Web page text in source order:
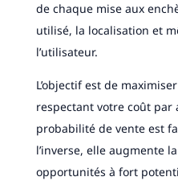
de chaque mise aux
utilisé, la localisation et
l’utilisateur.
L’objectif est de
respectant votre coût par
probabilité de vente est
l’inverse, elle augmente
opportunités à fort